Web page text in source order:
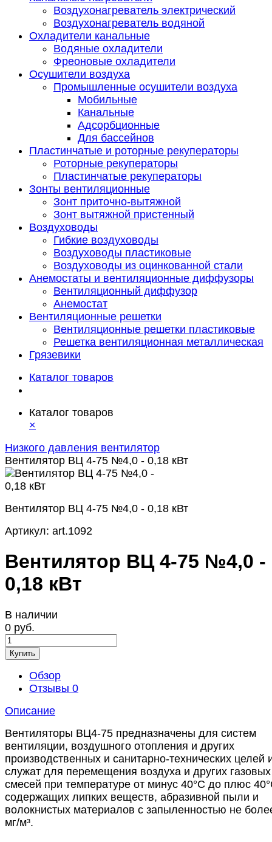
Воздухонагреватель электрический
Воздухонагреватель водяной
Охладители канальные
Водяные охладители
Фреоновые охладители
Осушители воздуха
Промышленные осушители воздуха
Мобильные
Канальные
Адсорбционные
Для бассейнов
Пластинчатые и роторные рекуператоры
Роторные рекуператоры
Пластинчатые рекуператоры
Зонты вентиляционные
Зонт приточно-вытяжной
Зонт вытяжной пристенный
Воздуховоды
Гибкие воздуховоды
Воздуховоды пластиковые
Воздуховоды из оцинкованной стали
Анемостаты и вентиляционные диффузоры
Вентиляционный диффузор
Анемостат
Вентиляционные решетки
Вентиляционные решетки пластиковые
Решетка вентиляционная металлическая
Грязевики
Каталог товаров
Каталог товаров
×
Низкого давления вентилятор
Вентилятор ВЦ 4-75 №4,0 - 0,18 кВт
Вентилятор ВЦ 4-75 №4,0 - 0,18 кВт
Артикул: art.1092
Вентилятор ВЦ 4-75 №4,0 -
0,18 кВт
В наличии
0 руб.
Купить
Обзор
Отзывы 0
Описание
Вентиляторы ВЦ4-75 предназначены для систем
вентиляции, воздушного отопления и других
производственных и санитарно-технических целей
служат для перемещения воздуха и других газовых
смесей при температуре от минус 40°С до плюс
содержащих липких веществ, абразивной пыли и
волокнистых материалов с запыленностью не
мг/м³.